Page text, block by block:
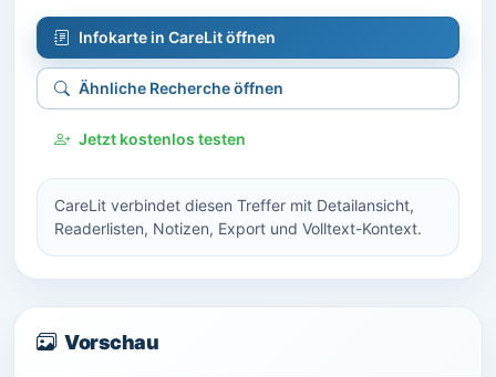
Infokarte in CareLit öffnen
Ähnliche Recherche öffnen
Jetzt kostenlos testen
CareLit verbindet diesen Treffer mit Detailansicht,
Readerlisten, Notizen, Export und Volltext-Kontext.
Vorschau